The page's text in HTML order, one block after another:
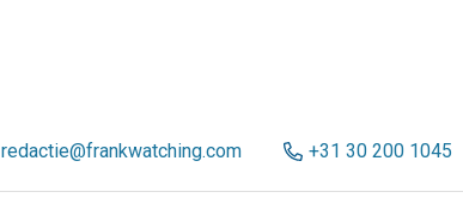
redactie@frankwatching.com +31 30 200 1045